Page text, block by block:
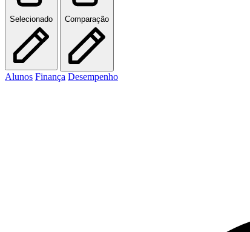
Selecionado Comparação
Alunos Finança Desempenho